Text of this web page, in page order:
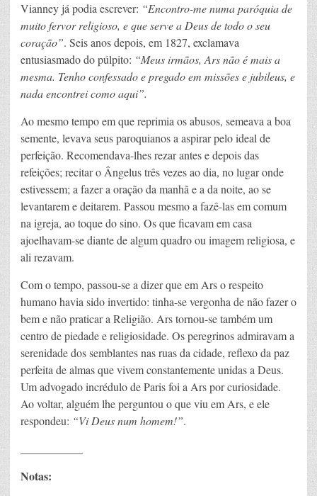
Vianney já podia escrever: “Encontro-me numa paróquia de
muito fervor religioso, e que serve a Deus de todo o seu
coração”. Seis anos depois, em 1827, exclamava
entusiasmado do púlpito: “Meus irmãos, Ars não é mais a
mesma. Tenho confessado e pregado em missões e jubileus, e
nada encontrei como aqui”.
Ao mesmo tempo em que reprimia os abusos, semeava a boa
semente, levava seus paroquianos a aspirar pelo ideal de
perfeição. Recomendava-lhes rezar antes e depois das
refeições; recitar o Ângelus três vezes ao dia, no lugar onde
estivessem; a fazer a oração da manhã e a da noite, ao se
levantarem e deitarem. Passou mesmo a fazê-las em comum
na igreja, ao toque do sino. Os que ficavam em casa
ajoelhavam-se diante de algum quadro ou imagem religiosa, e
ali rezavam.
Com o tempo, passou-se a dizer que em Ars o respeito
humano havia sido invertido: tinha-se vergonha de não fazer o
bem e não praticar a Religião. Ars tornou-se também um
centro de piedade e religiosidade. Os peregrinos admiravam a
serenidade dos semblantes nas ruas da cidade, reflexo da paz
perfeita de almas que vivem constantemente unidas a Deus.
Um advogado incrédulo de Paris foi a Ars por curiosidade.
Ao voltar, alguém lhe perguntou o que viu em Ars, e ele
respondeu: “Vi Deus num homem!”.
Notas: